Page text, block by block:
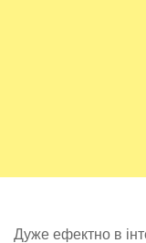
Дуже ефектно в